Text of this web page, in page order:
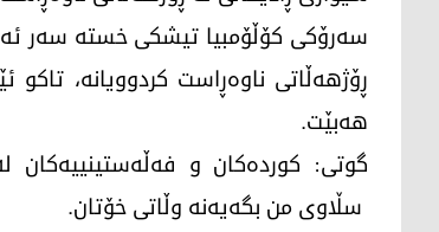
سەرۆکی کۆڵۆمبیا تیشکی خستە سەر
ڕۆژھەڵاتی ناوەڕاست کردوویانە، تاکو
هەبێت.
گوتی: کوردەکان و فەڵەستینییەکان
سڵاوی من بگەیەنە وڵاتی خۆتان.